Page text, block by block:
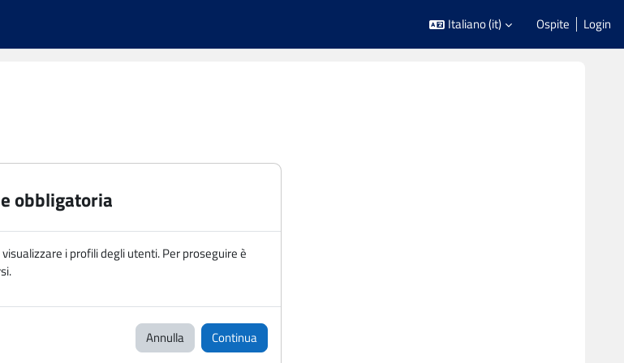
Italiano ‎(it)‎ Ospite Login
obbligatoria
i profili degli utenti. Per proseguire è
Annulla Continua